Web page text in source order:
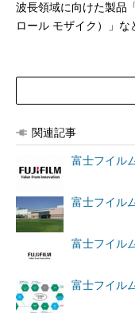
波長領域に向けた製品
ロール モザイク）」な
関連記事
富士フイル
富士フイル
富士フイル
富士フイル